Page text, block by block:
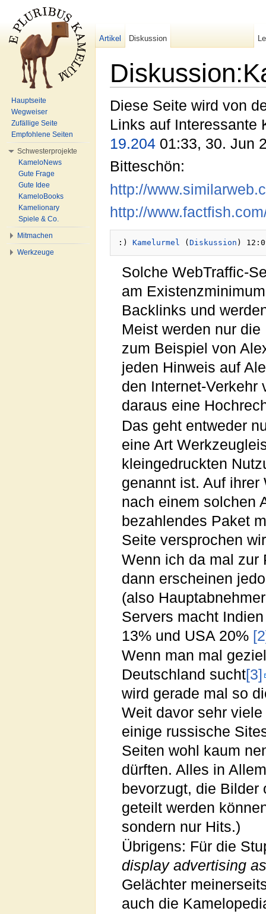
Diese Seite wird von
Links auf
19.204 01:33, 30. Jun
Bitteschön:
http://
http://
:) Kamelurmel ( Diskussion
Solche WebTraffic-
am
Backlinks und
Meist werden nur
zum Beispiel von
jeden Hinweis auf
den Internet-Verkehr
daraus eine
Das geht entweder
eine Art
kleingedruckten
genannt ist. Auf
nach einem solchen
bezahlendes Paket
Seite versprochen
Wenn ich da mal zur
dann erscheinen
(also
Servers macht
13% und USA 20%
Wenn man mal
Deutschland sucht[3]
wird gerade mal so
Weit davor sehr
einige russische
Seiten wohl kaum
dürften. Alles in
bevorzugt, die Bilder
geteilt werden
sondern nur Hits.)
Übrigens: Für die
display advertising
Gelächter
auch die
Artikel Diskussion
Hauptseite
Wegweiser
Zufällige Seite
Empfohlene Seiten
Schwesterprojekte
KameloNews
Gute Frage
Gute Idee
KameloBooks
Kamelionary
Spiele & Co.
Mitmachen
Werkzeuge